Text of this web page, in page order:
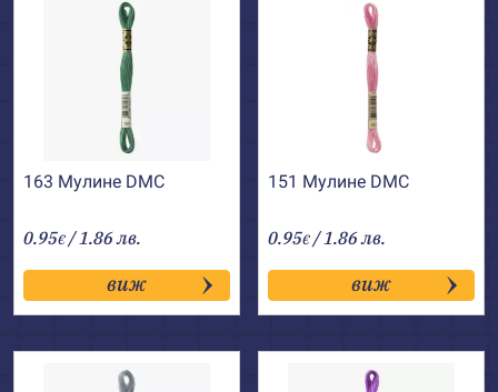
163 Мулине DMC
0.95€ / 1.86 лв.
виж
151 Мулине DMC
0.95€ / 1.86 лв.
виж